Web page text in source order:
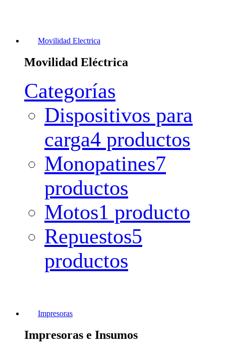
Movilidad Electrica
Movilidad Eléctrica
Categorías
Dispositivos para
carga4 productos
Monopatines7
productos
Motos1 producto
Repuestos5
productos
Impresoras
Impresoras e Insumos